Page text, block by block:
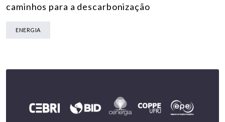
caminhos para a descarbonização
ENERGIA